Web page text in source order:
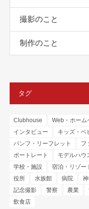
撮影のこと
制作のこと
タグ
Clubhouse Web・ホーム
インタビュー
キッズ・ベ
パンフ・リーフレット
フ
ポートレート
モデルハウ
学校・施設
宿泊・リゾー
役所
水族館 病院
記念撮影
警察 農業
飲食店